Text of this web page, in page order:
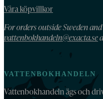
Våra köpvillkor
For orders outside Sweden
vattenbokhandeln@exacta.se
VATTENBOKHANDELN
Vattenbokhandeln ägs och